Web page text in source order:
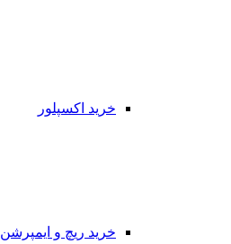
خرید اکسپلور
خرید ریچ و ایمپرشن